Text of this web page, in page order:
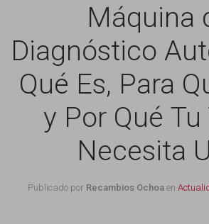
Máquina
Diagnóstico
Qué Es, Para
y Por Qué
Necesita
Publicado por Recambios Ochoaen